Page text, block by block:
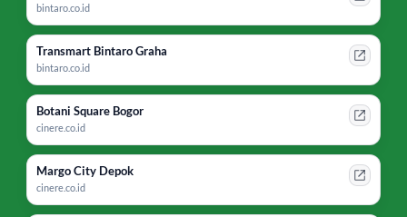
bintaro.co.id
Transmart Bintaro Graha
bintaro.co.id
Botani Square Bogor
cinere.co.id
Margo City Depok
cinere.co.id